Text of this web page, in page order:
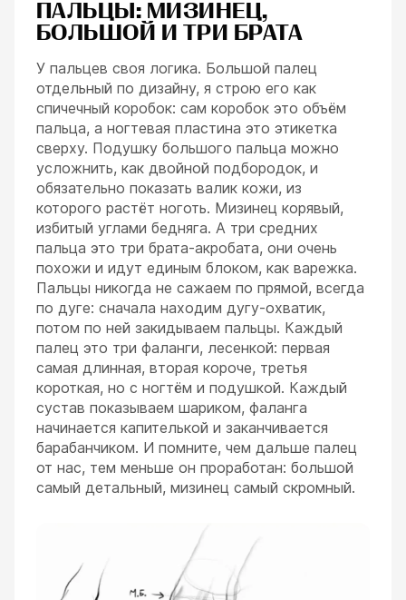
ПАЛЬЦЫ: МИЗИНЕЦ,
БОЛЬШОЙ И ТРИ БРАТА
У пальцев своя логика. Большой палец
отдельный по дизайну, я строю его как
спичечный коробок: сам коробок это объём
пальца, а ногтевая пластина это этикетка
сверху. Подушку большого пальца можно
усложнить, как двойной подбородок, и
обязательно показать валик кожи, из
которого растёт ноготь. Мизинец корявый,
избитый углами бедняга. А три средних
пальца это три брата-акробата, они очень
похожи и идут единым блоком, как варежка.
Пальцы никогда не сажаем по прямой, всегда
по дуге: сначала находим дугу-охватик,
потом по ней закидываем пальцы. Каждый
палец это три фаланги, лесенкой: первая
самая длинная, вторая короче, третья
короткая, но с ногтём и подушкой. Каждый
сустав показываем шариком, фаланга
начинается капителькой и заканчивается
барабанчиком. И помните, чем дальше палец
от нас, тем меньше он проработан: большой
самый детальный, мизинец самый скромный.